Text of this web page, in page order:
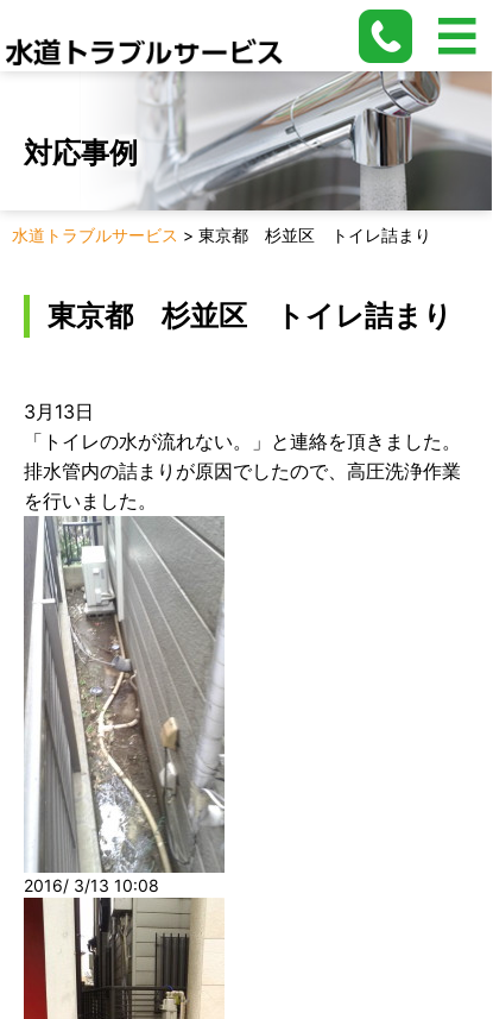
対応事例
水道トラブルサービス > 東京都 杉並区 トイレ詰まり
東京都 杉並区 トイレ詰まり
3月13日
「トイレの水が流れない。」と連絡を頂きました。
排水管内の詰まりが原因でしたので、高圧洗浄作業
を行いました。
2016/ 3/13 10:08